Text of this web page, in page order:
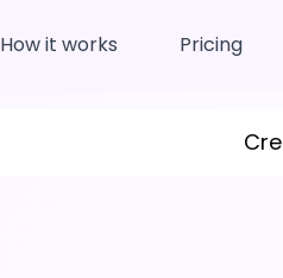
How it works Pricing